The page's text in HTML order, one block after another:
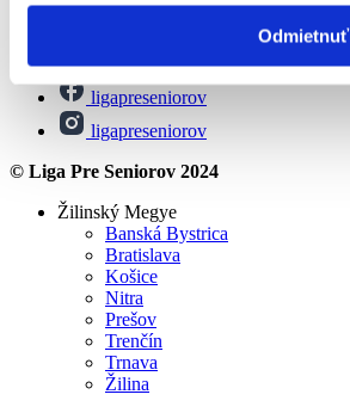
Odmietnuť
Adatvédelmi irányelvek
info@ligapreseniorov.sk
ligapreseniorov
ligapreseniorov
© Liga Pre Seniorov 2024
Žilinský Megye
Banská Bystrica
Bratislava
Košice
Nitra
Prešov
Trenčín
Trnava
Žilina